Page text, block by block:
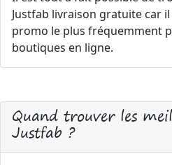
Justfab livraison gratuite car
promo le plus fréquemment
boutiques en ligne.
Quand trouver les
Justfab ?